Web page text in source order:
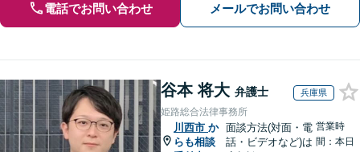
電話でお問い合わせ メールでお問い合わせ
谷本 将大 弁護士 兵庫県
姫路総合法律事務所
川西市 か
らも相談
面談方法(対面・電
話・ビデオなど)は
営業時
間：本日